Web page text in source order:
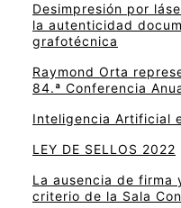
Desimpresión por
la autenticidad
grafotécnica
Raymond Orta
84.ª Conferencia
Inteligencia Artificial
LEY DE SELLOS 2022
La ausencia de firma
criterio de la Sala